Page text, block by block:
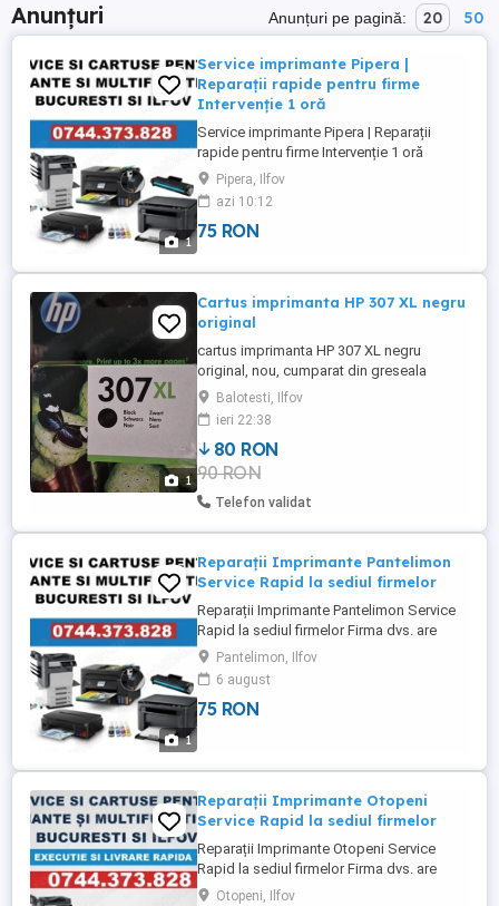
Anunțuri Anunțuri pe pagină: 20 50
1
Service imprimante Pipera |
Reparații rapide pentru firme
Intervenție 1 oră
Service imprimante Pipera | Reparații
rapide pentru firme Intervenție 1 oră
Oferim reparații imprimante și copiatoare
în zona Pipera. Intervenim rapid la sediul
firmei dvs. din Pipera, Voluntari, Dimitrie
Pompeiu și nordul Bucureștiului. Servicii
& multifuncționale ...
Pipera, Ilfov
azi 10:12
75 RON
1
Cartus imprimanta HP 307 XL negru
original
cartus imprimanta HP 307 XL negru
original, nou, cumparat din greseala
(aveam nevoie de 305) pe 20 ianuarie (am
factura). Este potrivit pentru imprimante
HP seria 6000
Balotesti, Ilfov
ieri 22:38
80 RON
90 RON
Telefon validat
1
Reparații Imprimante Pantelimon
Service Rapid la sediul firmelor
Reparații Imprimante Pantelimon Service
Rapid la sediul firmelor Firma dvs. are
nevoie de reparatii rapide la birou în
Pantelimon? Asiguram service,
mentenanta si remanufacturare cartuse cu
deplasare si interventie rapida direct la
Pantelimon, Ilfov
6 august
75 RON
Reparații Imprimante Otopeni
Service Rapid la sediul firmelor
Reparații Imprimante Otopeni Service
Rapid la sediul firmelor Firma dvs. are
nevoie de reparatii rapide la birou în
Otopeni, Ilfov